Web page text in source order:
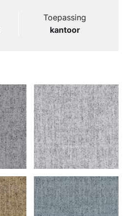
Toepassing
kantoor